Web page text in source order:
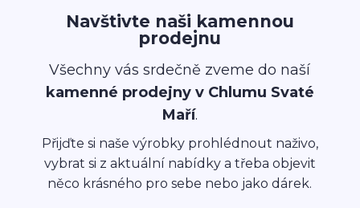
Navštivte naši kamennou
prodejnu
Všechny vás srdečně zveme do naší
kamenné prodejny v Chlumu Svaté
Maří.
Přijďte si naše výrobky prohlédnout naživo,
vybrat si z aktuální nabídky a třeba objevit
něco krásného pro sebe nebo jako dárek.